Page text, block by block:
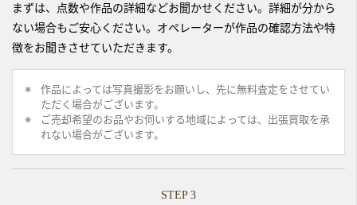
まずは、点数や作品の詳細などお聞かせください。詳細が分から
ない場合もご安心ください。オペレーターが作品の確認方法や特
徴をお聞きさせていただきます。
作品によっては写真撮影をお願いし、先に無料査定をさせてい
ただく場合がございます。
ご売却希望のお品やお伺いする地域によっては、出張買取を承
れない場合がございます。
STEP 3